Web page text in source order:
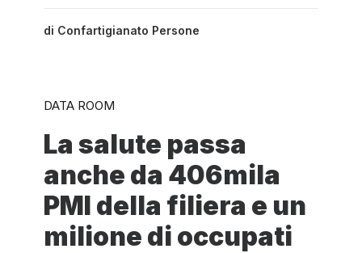
di Confartigianato Persone
DATA ROOM
La salute passa
anche da 406mila
PMI della filiera e un
milione di occupati